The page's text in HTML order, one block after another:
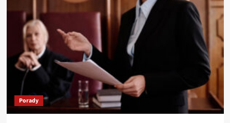
perfumy
damskie
subtelne
aromaty,
które
zachwycają
zmysły
Porady